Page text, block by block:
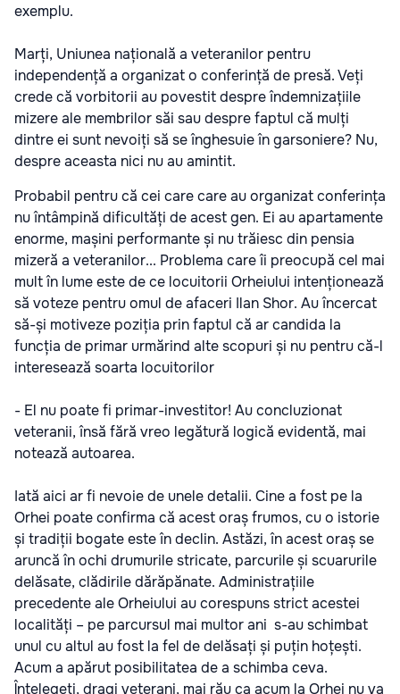
exemplu.
Marți, Uniunea națională a veteranilor pentru
independență a organizat o conferință de presă. Veți
crede că vorbitorii au povestit despre îndemnizațiile
mizere ale membrilor săi sau despre faptul că mulți
dintre ei sunt nevoiți să se înghesuie în garsoniere? Nu,
despre aceasta nici nu au amintit.
Probabil pentru că cei care care au organizat conferința
nu întâmpină dificultăți de acest gen. Ei au apartamente
enorme, mașini performante și nu trăiesc din pensia
mizeră a veteranilor... Problema care îi preocupă cel mai
mult în lume este de ce locuitorii Orheiului intenționează
să voteze pentru omul de afaceri Ilan Shor. Au încercat
să-și motiveze poziția prin faptul că ar candida la
funcția de primar urmărind alte scopuri și nu pentru că-l
interesează soarta locuitorilor
- El nu poate fi primar-investitor! Au concluzionat
veteranii, însă fără vreo legătură logică evidentă, mai
notează autoarea.
Iată aici ar fi nevoie de unele detalii. Cine a fost pe la
Orhei poate confirma că acest oraș frumos, cu o istorie
și tradiții bogate este în declin. Astăzi, în acest oraș se
aruncă în ochi drumurile stricate, parcurile și scuarurile
delăsate, clădirile dărăpănate. Administrațiile
precedente ale Orheiului au corespuns strict acestei
localități – pe parcursul mai multor ani s-au schimbat
unul cu altul au fost la fel de delăsați și puțin hoțești.
Acum a apărut posibilitatea de a schimba ceva.
Înțelegeți, dragi veterani, mai rău ca acum la Orhei nu va